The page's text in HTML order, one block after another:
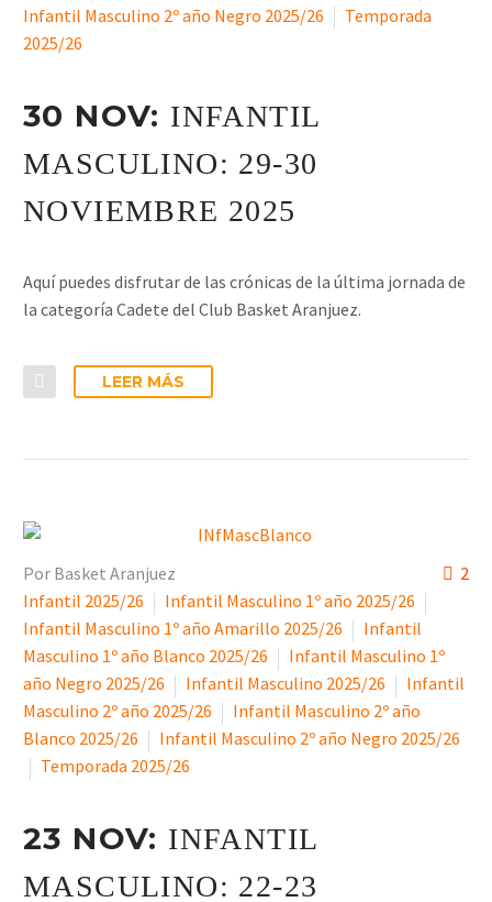
Infantil Masculino 2º año Negro 2025/26
Temporada
2025/26
30 NOV: INFANTIL
MASCULINO: 29-30
NOVIEMBRE 2025
Aquí puedes disfrutar de las crónicas de la última jornada de
la categoría Cadete del Club Basket Aranjuez.
LEER MÁS
2
Por Basket Aranjuez
Infantil 2025/26
Infantil Masculino 1º año 2025/26
Infantil Masculino 1º año Amarillo 2025/26
Infantil
Masculino 1º año Blanco 2025/26
Infantil Masculino 1º
año Negro 2025/26
Infantil Masculino 2025/26
Infantil
Masculino 2º año 2025/26
Infantil Masculino 2º año
Blanco 2025/26
Infantil Masculino 2º año Negro 2025/26
Temporada 2025/26
23 NOV: INFANTIL
MASCULINO: 22-23